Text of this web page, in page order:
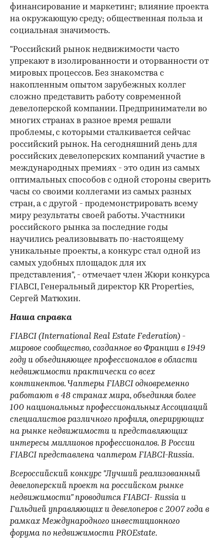
финансирование и маркетинг; влияние проекта
на окружающую среду; общественная польза и
социальная значимость.
"Российский рынок недвижимости часто
упрекают в изолированности и оторванности от
мировых процессов. Без знакомства с
накопленным опытом зарубежных коллег
сложно представить работу современной
девелоперской компании. Предприниматели во
многих странах в разное время решали
проблемы, с которыми сталкивается сейчас
российский рынок. На сегодняшний день для
российских девелоперских компаний участие в
международных премиях - это один из самых
оптимальных способов с одной стороны сверить
часы со своими коллегами из самых разных
стран, а с другой - продемонстрировать всему
миру результаты своей работы. Участники
российского рынка за последние годы
научились реализовывать по-настоящему
уникальные проекты, а конкурс стал одной из
самых удобных площадок для их
представления", - отмечает член Жюри конкурса
FIABCI, Генеральный директор KR Properties,
Сергей Матюхин.
Наша справка
FIABCI (International Real Estate Federation) -
мировое сообщество, созданное во Франции в 1949
году и объединяющее профессионалов в области
недвижимости практически со всех
континентов. Чаптеры FIABCI одновременно
работают в 48 странах мира, объединяя более
100 национальных профессиональных Ассоциаций
специалистов различного профиля, оперирующих
на рынке недвижимости и представляющих
интересы миллионов профессионалов. В России
FIABCI представлена чаптером FIABCI-Russia.
Всероссийский конкурс "Лучший реализованный
девелоперский проект на российском рынке
недвижимости" проводится FIABCI- Russia и
Гильдией управляющих и девелоперов с 2007 года в
рамках Международного инвестиционного
форума по недвижимости PROEstate.